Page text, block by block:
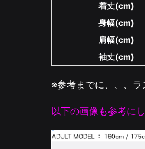
着丈(cm)
身幅(cm)
肩幅(cm)
袖丈(cm)
※参考までに、、、
以下の画像も参考にし